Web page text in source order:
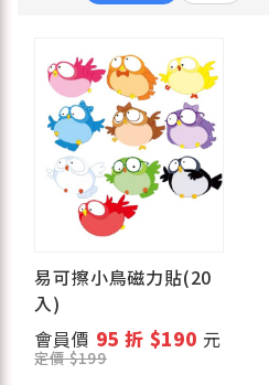
易可擦小鳥磁力貼(20
入)
會員價 95 折 $190 元
定價 $199